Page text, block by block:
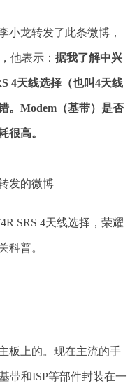
小龙转发了此条微博，
他表示： 据我了解中兴
4天线选择（也叫4天线
。Modem（基带）是否
很高。
发的微博
SRS 4天线选择，荣耀
科普。
板上的。现在主流的手
带和ISP等部件封装在一